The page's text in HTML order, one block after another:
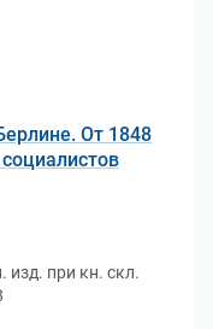
От 1848
изд. при кн. скл.